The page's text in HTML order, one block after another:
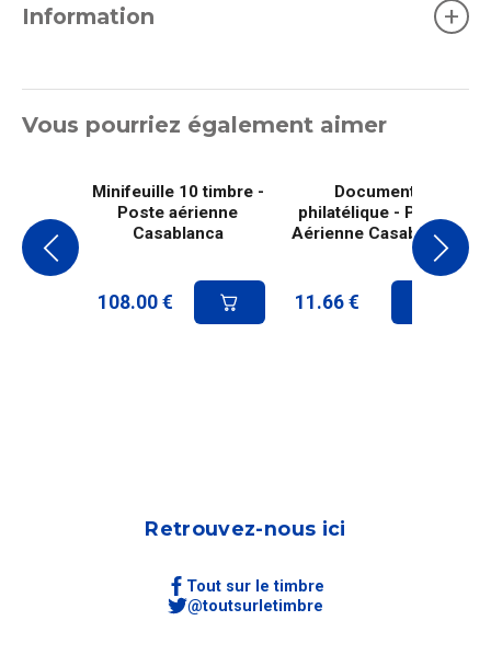
Information +
Vous pourriez également aimer
Minifeuille 10 timbre -
Poste aérienne
Casablanca
108.00 €
Document
philatélique - Poste
Aérienne Casablanca
11.66 €
Retrouvez-nous ici
Tout sur le timbre
@toutsurletimbre